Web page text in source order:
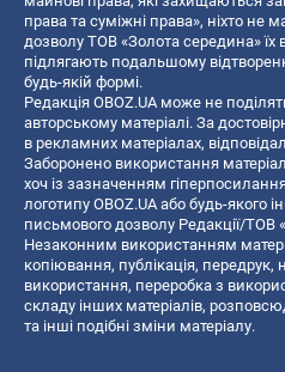
права та суміжні права», ніхто не
дозволу ТОВ «Золота середина» їх
підлягають подальшому
будь-якій формі.
Редакція OBOZ.UA може не
авторському матеріалі. За
в рекламних матеріалах,
Заборонено використання
хоч із зазначенням
логотипу OBOZ.UA або будь-якого
письмового дозволу Редакції/ТОВ
Незаконним використанням
копiювання, публiкацiя, передрук,
використання, переробка з
складу інших матеріалів,
та інші подібні зміни матеріалу.